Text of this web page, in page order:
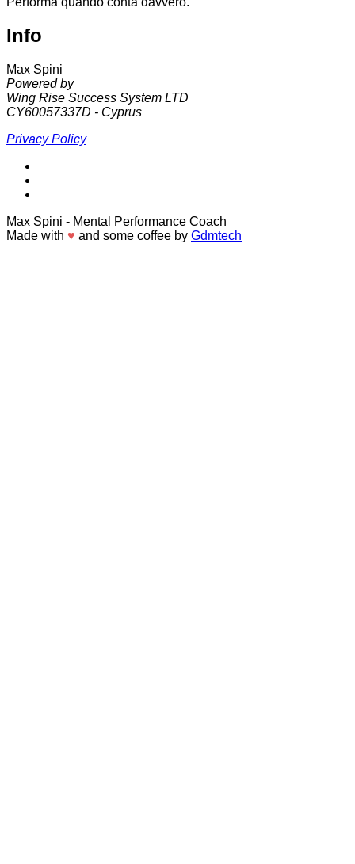
Info
Max Spini
Powered by
Wing Rise Success System LTD
CY60057337D - Cyprus
Privacy Policy
Max Spini - Mental Performance Coach
Made with ♥ and some coffee by Gdmtech